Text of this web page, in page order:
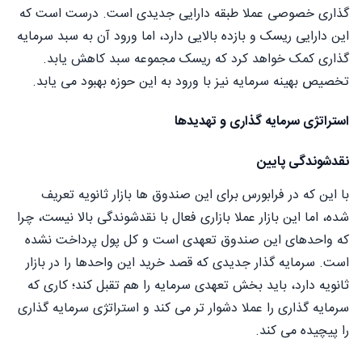
گذاری خصوصی عملا طبقه دارایی جدیدی است. درست است که
این دارایی ریسک و بازده بالایی دارد، اما ورود آن به سبد سرمایه
گذاری کمک خواهد کرد که ریسک مجموعه سبد کاهش یابد.
تخصیص بهینه سرمایه نیز با ورود به این حوزه بهبود می یابد.
استراتژی سرمایه گذاری و تهدیدها
نقدشوندگی پایین
با این که در فرابورس برای این صندوق ها بازار ثانویه تعریف
شده، اما این بازار عملا بازاری فعال با نقدشوندگی بالا نیست، چرا
که واحدهای این صندوق تعهدی است و کل پول پرداخت نشده
است. سرمایه گذار جدیدی که قصد خرید این واحدها را در بازار
ثانویه دارد، باید بخش تعهدی سرمایه را هم تقبل کند؛ کاری که
سرمایه گذاری را عملا دشوار تر می کند و استراتژی سرمایه گذاری
را پیچیده می کند.